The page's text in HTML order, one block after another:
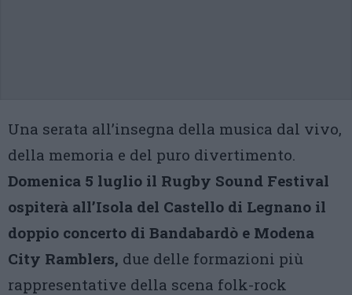
Una serata all’insegna della musica dal vivo,
della memoria e del puro divertimento.
Domenica 5 luglio il Rugby Sound Festival
ospiterà all’Isola del Castello di Legnano il
doppio concerto di Bandabardò e Modena
City Ramblers, due delle formazioni più
rappresentative della scena folk-rock